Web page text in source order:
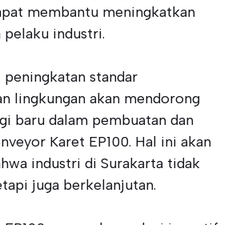
membantu meningkatkan
pelaku industri.
peningkatan standar
lingkungan akan mendorong
baru dalam pembuatan dan
Karet EP100. Hal ini akan
industri di Surakarta tidak
juga berkelanjutan.